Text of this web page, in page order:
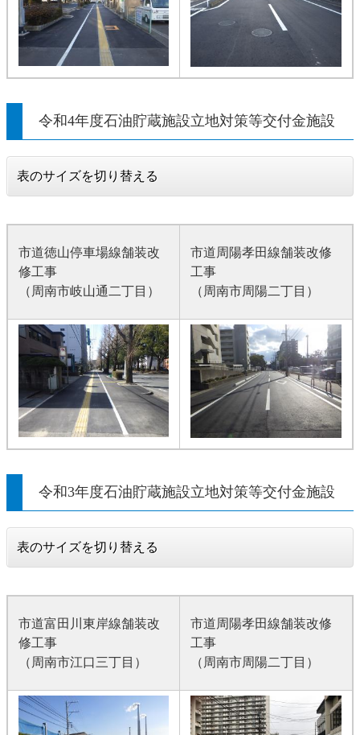
令和4年度石油貯蔵施設立地対策等交付金施設
表のサイズを切り替える
市道徳山停車場線舗装改
修工事
（周南市岐山通二丁目）
市道周陽孝田線舗装改修
工事
（周南市周陽二丁目）
令和3年度石油貯蔵施設立地対策等交付金施設
表のサイズを切り替える
市道富田川東岸線舗装改
修工事
（周南市江口三丁目）
市道周陽孝田線舗装改修
工事
（周南市周陽二丁目）